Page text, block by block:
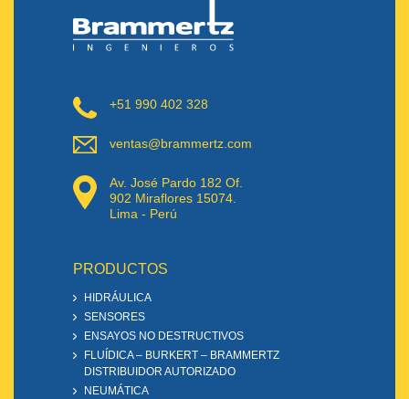
+51 990 402 328
ventas@brammertz.com
Av. José Pardo 182 Of.
902 Miraflores 15074.
Lima - Perú
PRODUCTOS
HIDRÁULICA
SENSORES
ENSAYOS NO DESTRUCTIVOS
FLUÍDICA – BURKERT – BRAMMERTZ
DISTRIBUIDOR AUTORIZADO
NEUMÁTICA